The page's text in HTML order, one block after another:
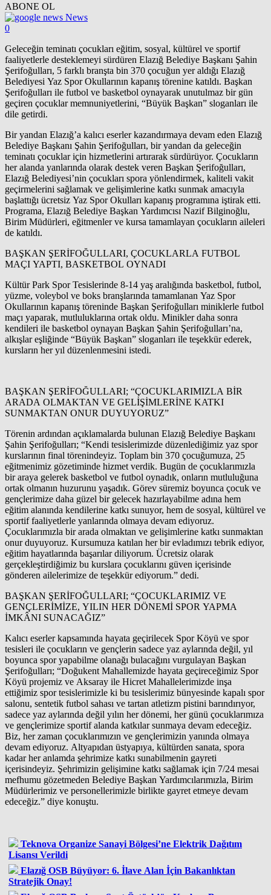
ABONE OL
News
0
Geleceğin teminatı çocukları eğitim, sosyal, kültürel ve sportif
faaliyetlerle desteklemeyi sürdüren Elazığ Belediye Başkanı Şahin
Şerifoğulları, 5 farklı branşta bin 370 çocuğun yer aldığı Elazığ
Belediyesi Yaz Spor Okullarının kapanış törenine katıldı. Başkan
Şerifoğulları ile futbol ve basketbol oynayarak unutulmaz bir gün
geçiren çocuklar memnuniyetlerini, “Büyük Başkan” sloganları ile
dile getirdi.
Bir yandan Elazığ’a kalıcı eserler kazandırmaya devam eden Elazığ
Belediye Başkanı Şahin Şerifoğulları, bir yandan da geleceğin
teminatı çocuklar için hizmetlerini artırarak sürdürüyor. Çocukların
her alanda yanlarında olarak destek veren Başkan Şerifoğulları,
Elazığ Belediyesi’nin çocukları spora yönlendirmek, kaliteli vakit
geçirmelerini sağlamak ve gelişimlerine katkı sunmak amacıyla
başlattığı ücretsiz Yaz Spor Okulları kapanış programına iştirak etti.
Programa, Elazığ Belediye Başkan Yardımcısı Nazif Bilginoğlu,
Birim Müdürleri, eğitmenler ve kursa tamamlayan çocukların aileleri
de katıldı.
BAŞKAN ŞERİFOĞULLARI, ÇOCUKLARLA FUTBOL
MAÇI YAPTI, BASKETBOL OYNADI
Kültür Park Spor Tesislerinde 8-14 yaş aralığında basketbol, futbol,
yüzme, voleybol ve boks branşlarında tamamlanan Yaz Spor
Okullarının kapanış töreninde Başkan Şerifoğulları miniklerle futbol
maçı yaparak, mutluluklarına ortak oldu. Minikler daha sonra
kendileri ile basketbol oynayan Başkan Şahin Şerifoğulları’na,
alkışlar eşliğinde “Büyük Başkan” sloganları ile teşekkür ederek,
kursların her yıl düzenlenmesini istedi.
BAŞKAN ŞERİFOĞULLARI; “ÇOCUKLARIMIZLA BİR
ARADA OLMAKTAN VE GELİŞİMLERİNE KATKI
SUNMAKTAN ONUR DUYUYORUZ”
Törenin ardından açıklamalarda bulunan Elazığ Belediye Başkanı
Şahin Şerifoğulları; “Kendi tesislerimizde düzenlediğimiz yaz spor
kurslarının final törenindeyiz. Toplam bin 370 çocuğumuza, 25
eğitmenimiz gözetiminde hizmet verdik. Bugün de çocuklarımızla
bir araya gelerek basketbol ve futbol oynadık, onların mutluluğuna
ortak olmanın huzurunu yaşadık. Görev süremiz boyunca çocuk ve
gençlerimize daha güzel bir gelecek hazırlayabilme adına hem
eğitim alanında kendilerine katkı sunuyor, hem de sosyal, kültürel ve
sportif faaliyetlerle yanlarında olmaya devam ediyoruz.
Çocuklarımızla bir arada olmaktan ve gelişimlerine katkı sunmaktan
onur duyuyoruz. Kursumuza katılan her bir evladımızı tebrik ediyor,
eğitim hayatlarında başarılar diliyorum. Ücretsiz olarak
gerçekleştirdiğimiz bu kurslara çocuklarını güven içerisinde
gönderen ailelerimize de teşekkür ediyorum.” dedi.
BAŞKAN ŞERİFOĞULLARI; “ÇOCUKLARIMIZ VE
GENÇLERİMİZE, YILIN HER DÖNEMİ SPOR YAPMA
İMKÂNI SUNACAĞIZ”
Kalıcı eserler kapsamında hayata geçirilecek Spor Köyü ve spor
tesisleri ile çocukların ve gençlerin sadece yaz aylarında değil, yıl
boyunca spor yapabilme olanağı bulacağını vurgulayan Başkan
Şerifoğulları; “Doğukent Mahallemizde hayata geçireceğimiz Spor
Köyü projemiz ve Aksaray ile Hicret Mahallelerimizde inşa
ettiğimiz spor tesislerimizle ki bu tesislerimiz bünyesinde kapalı spor
salonu, sentetik futbol sahası ve tartan atletizm pistini barındırıyor,
sadece yaz aylarında değil yılın her dönemi, her günü çocuklarımıza
ve gençlerimize sportif alanda katkılar sunmaya devam edeceğiz.
Biz, her zaman çocuklarımızın ve gençlerimizin yanında olmaya
devam ediyoruz. Altyapıdan üstyapıya, kültürden sanata, spora
kadar her anlamda şehrimize katkı sunabilmenin gayreti
içerisindeyiz. Şehrimizin gelişimine katkı sağlamak için 7/24 mesai
mefhumu gözetmeden Belediye Başkan Yardımcılarımızla, Birim
Müdürlerimiz ve personellerimizle birlikte gayret etmeye devam
edeceğiz.” diye konuştu.
Teknova Organize Sanayi Bölgesi’ne Elektrik Dağıtım
Lisansı Verildi
Elazığ OSB Büyüyor: 6. İlave Alan İçin Bakanlıktan
Stratejik Onay!